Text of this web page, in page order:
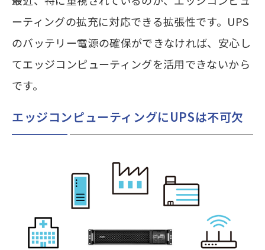
ーティングの拡充に対応できる拡張性です。UPS
のバッテリー電源の確保ができなければ、安心し
てエッジコンピューティングを活用できないから
です。
エッジコンピューティングにUPSは不可欠